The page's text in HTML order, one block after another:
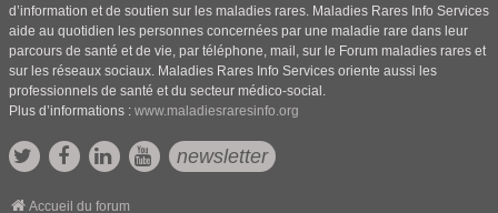
d’information et de soutien sur les maladies rares. Maladies Rares Info Services
aide au quotidien les personnes concernées par une maladie rare dans leur
parcours de santé et de vie, par téléphone, mail, sur le Forum maladies rares et
sur les réseaux sociaux. Maladies Rares Info Services oriente aussi les
professionnels de santé et du secteur médico-social.
Plus d’informations : www.maladiesraresinfo.org
newsletter
Accueil du forum